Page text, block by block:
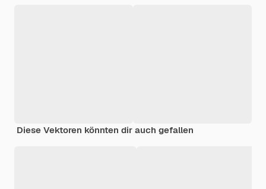
Diese Vektoren könnten dir auch gefallen